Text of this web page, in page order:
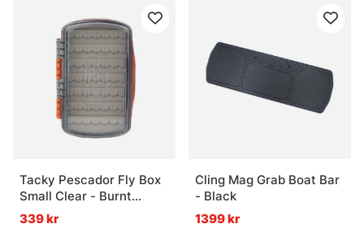
Tacky Pescador Fly Box
Small Clear - Burnt
Orange
339 kr
Cling Mag Grab Boat Bar
- Black
1399 kr